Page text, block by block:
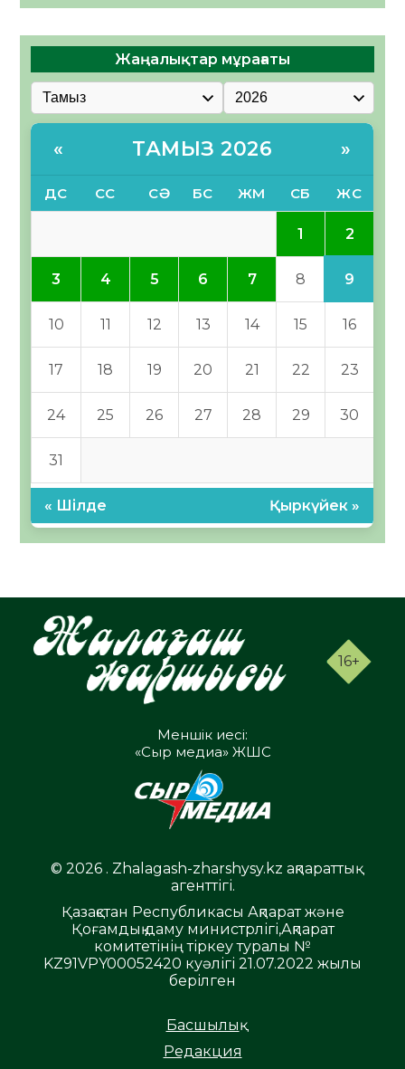
Жаңалықтар мұрағаты
« ТАМЫЗ 2026 »
ДС СС СӘ БС ЖМ СБ ЖС
1 2
3 4 5 6 7 8 9
10 11 12 13 14 15 16
17 18 19 20 21 22 23
24 25 26 27 28 29 30
31
« Шілде Қыркүйек »
16+
Меншік иесі:
«Сыр медиа» ЖШС
© 2026 . Zhalagash-zharshysy.kz ақпараттық
агенттігі.
Қазақстан Республикасы Ақпарат және
Қоғамдық даму министрлігі,Ақпарат
комитетінің тіркеу туралы №
KZ91VPY00052420 куәлігі 21.07.2022 жылы
берілген
Басшылық
Редакция